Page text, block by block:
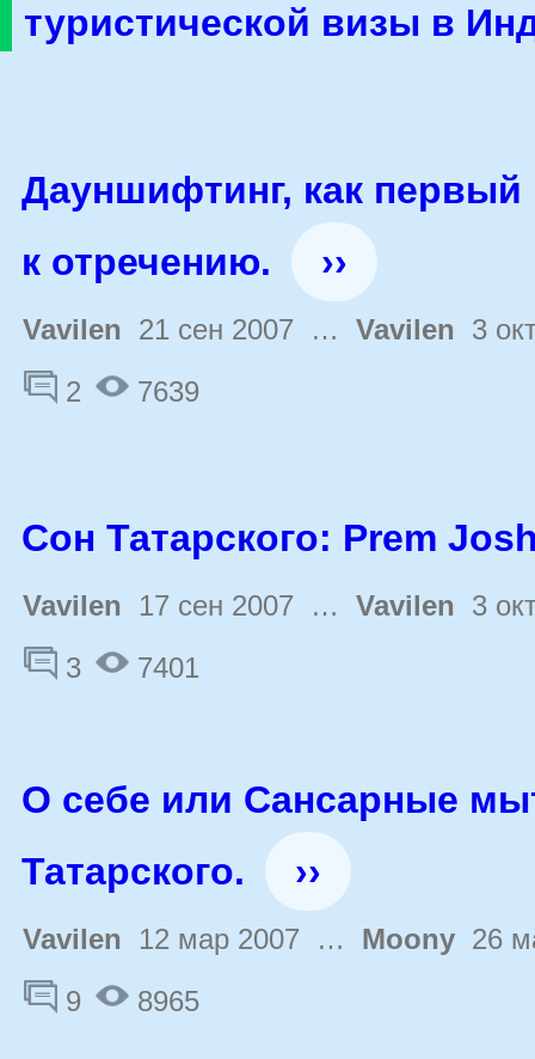
туристической визы в
Дауншифтинг, как первый
к отречению.
››
Vavilen 21 сен 2007 … Vavilen 3
2
7639
Сон Татарского: Prem
Vavilen 17 сен 2007 … Vavilen 3
3
7401
О себе или Сансарные
Татарского.
››
Vavilen 12 мар 2007 … Moony 26
9
8965